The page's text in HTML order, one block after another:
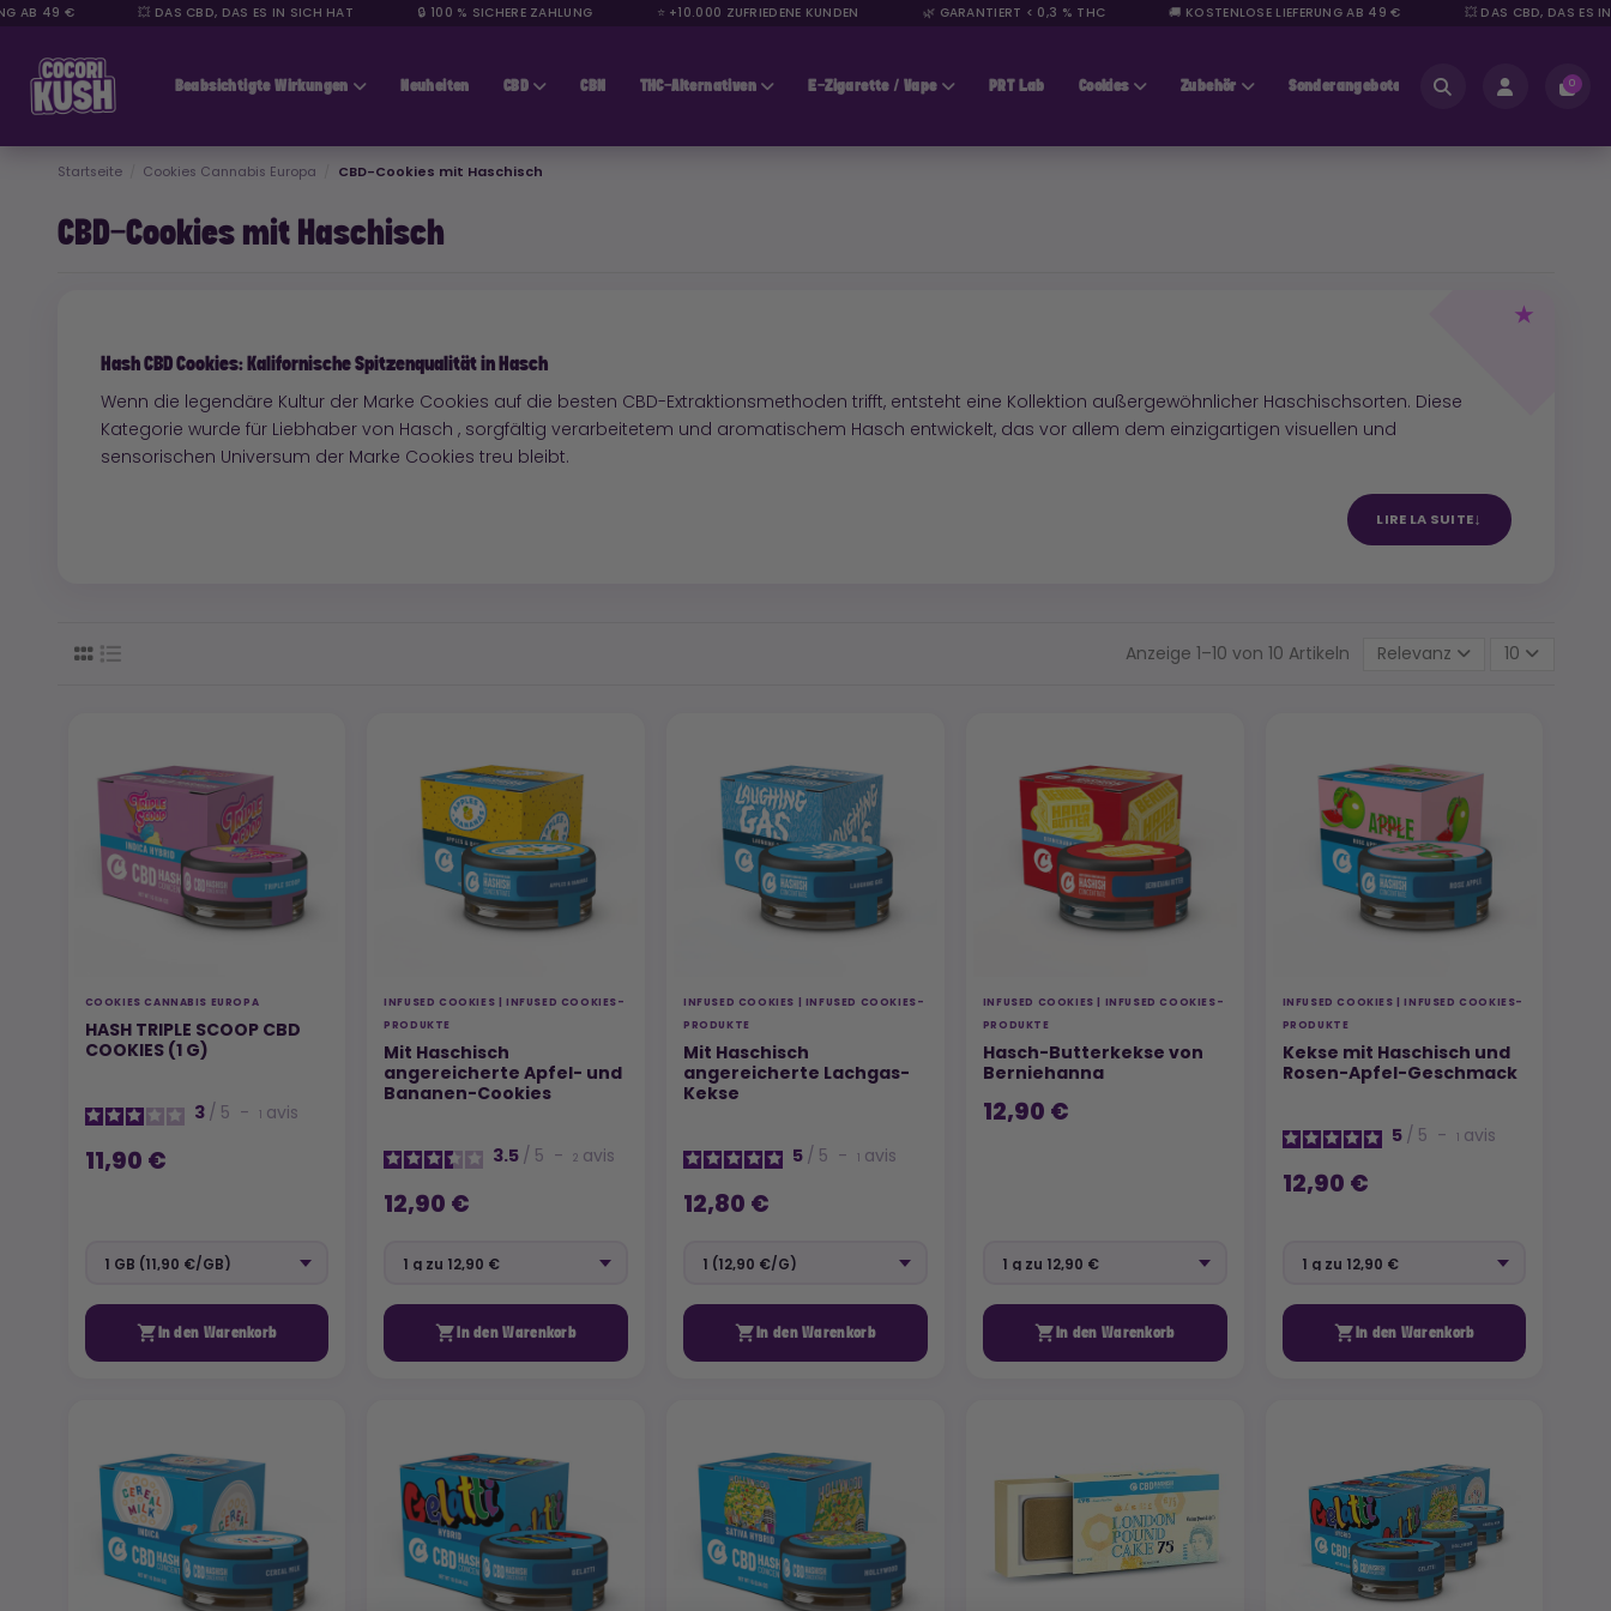
AB 49 € 💥 DAS CBD, DAS ES IN SICH HAT 🔒 100 % SICHERE ZAHLUNG ⭐ +10.000 ZUFRIEDENE KUNDEN 🌿 GARANTIERT < 0,3 % THC 🚚 KOSTENLOSE LIEFERUNG AB 49 € 💥 DAS CBD, DAS ES IN
Beabsichtigte Wirkungen Neuheiten CBD CBN THC-Alternativen E-Zigarette / Vape PRT Lab Cookies Zubehör Sonderangebote Bereich für Fachleute
0
Startseite Cookies Cannabis Europa CBD-Cookies mit Haschisch
CBD-Cookies mit Haschisch
Hash CBD Cookies: Kalifornische Spitzenqualität in Hasch
Wenn die legendäre Kultur der Marke Cookies auf die besten CBD-Extraktionsmethoden trifft, entsteht eine Kollektion außergewöhnlicher Haschischsorten. Diese
Kategorie wurde für Liebhaber von Hasch , sorgfältig verarbeitetem und aromatischem Hasch entwickelt, das vor allem dem einzigartigen visuellen und
sensorischen Universum der Marke Cookies treu bleibt.
LIRE LA SUITE
Anzeige 1–10 von 10 Artikeln Relevanz 10
COOKIES CANNABIS EUROPA
HASH TRIPLE SCOOP CBD
COOKIES (1 G)
3 / 5 - 1 avis
11,90 €
 In den Warenkorb
INFUSED COOKIES | INFUSED COOKIES-
PRODUKTE
Mit Haschisch
angereicherte Apfel- und
Bananen-Cookies
3.5 / 5 - 2 avis
12,90 €
 In den Warenkorb
INFUSED COOKIES | INFUSED COOKIES-
PRODUKTE
Mit Haschisch
angereicherte Lachgas-
Kekse
5 / 5 - 1 avis
12,80 €
 In den Warenkorb
INFUSED COOKIES | INFUSED COOKIES-
PRODUKTE
Hasch-Butterkekse von
Berniehanna
12,90 €
 In den Warenkorb
INFUSED COOKIES | INFUSED COOKIES-
PRODUKTE
Kekse mit Haschisch und
Rosen-Apfel-Geschmack
5 / 5 - 1 avis
12,90 €
 In den Warenkorb